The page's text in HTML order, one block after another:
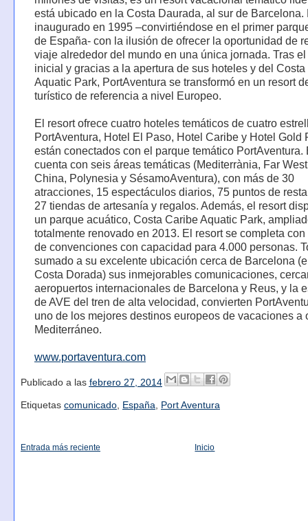
está ubicado en la Costa Daurada, al sur de Barcelona.
inaugurado en 1995 –convirtiéndose en el primer
de España- con la ilusión de ofrecer la oportunidad de
viaje alrededor del mundo en una única jornada. Tras
inicial y gracias a la apertura de sus hoteles y del
Aquatic Park, PortAventura se transformó en un resort
turístico de referencia a nivel Europeo.
El resort ofrece cuatro hoteles temáticos de cuatro
PortAventura, Hotel El Paso, Hotel Caribe y Hotel Gold
están conectados con el parque temático PortAventura.
cuenta con seis áreas temáticas (Mediterrània, Far
China, Polynesia y SésamoAventura), con más de 30
atracciones, 15 espectáculos diarios, 75 puntos de
27 tiendas de artesanía y regalos. Además, el resort
un parque acuático, Costa Caribe Aquatic Park,
totalmente renovado en 2013. El resort se completa con
de convenciones con capacidad para 4.000 personas.
sumado a su excelente ubicación cerca de Barcelona
Costa Dorada) sus inmejorables comunicaciones,
aeropuertos internacionales de Barcelona y Reus, y la
de AVE del tren de alta velocidad, convierten
uno de los mejores destinos europeos de vacaciones a
Mediterráneo.
www.portaventura.com
Publicado a las febrero 27, 2014
Etiquetas comunicado, España, Port Aventura
Entrada más reciente Inicio